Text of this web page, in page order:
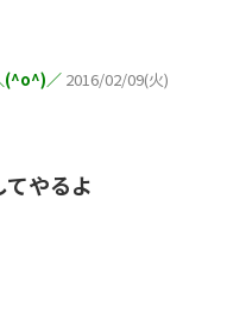
(^o^)／ 2016/02/09(火)
やるよ